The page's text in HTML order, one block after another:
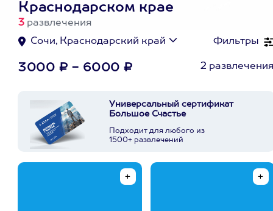
Краснодарском крае
3 развлечения
Фильтры
Сочи, Краснодарский край
3000 ₽ - 6000 ₽ 2
Универсальный сертификат
Большое Счастье
Подходит для любого из
1500+ развлечений